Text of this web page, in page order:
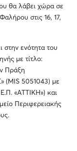
θα λάβει χώρα σε
στις 16, 17,
στην ενότητα του
με τίτλο:
Πράξη
(MIS 5051043) με
«ΑΤΤΙΚΗ») και
Περιφερειακής